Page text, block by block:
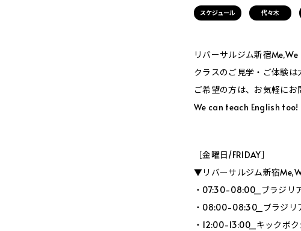
スケジュール 代々木
リバーサルジム新宿
クラスのご見学・ご体験は
ご希望の方は、お気軽にお
We can teach English too!
［金曜日/FRIDAY］
▼リバーサルジム新宿
・07:30-08:00_ブラジリ
・08:00-08:30_ブラジリ
・12:00-13:00_キックボ